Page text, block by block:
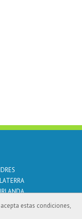
estas condiciones,